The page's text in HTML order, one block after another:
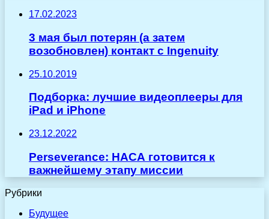
17.02.2023
3 мая был потерян (а затем
возобновлен) контакт с Ingenuity
25.10.2019
Подборка: лучшие видеоплееры для
iPad и iPhone
23.12.2022
Perseverance: НАСА готовится к
важнейшему этапу миссии
Рубрики
Будущее